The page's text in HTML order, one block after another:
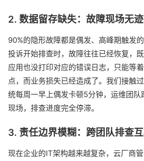
2. 数据留存缺失：故障现场无
90%的隐形故障都是偶发、高峰期触发
投诉开始排查时，故障往往已经恢复，既
应用也没打印对应的错误日志，只能等
点，而业务损失已经造成了。我们接触
统每周一早上偶发卡顿5分钟，运维团
现场，排查进度完全停滞。
3. 责任边界模糊：跨团队排查
现在企业的IT架构越来越复杂，云厂商